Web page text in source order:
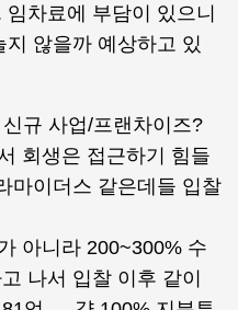
차료에 부담이 있으니
않을까 예상하고 있
규 사업/프랜차이즈?
회생은 접근하기 힘들
마이더스 같은데들 입찰
아니라 200~300% 수
나서 입찰 이후 같이